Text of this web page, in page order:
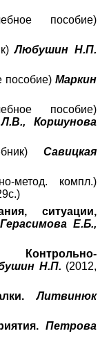
пособие)
Любушин Н.П.
пособие) Маркин
пособие)
Коршунова
Савицкая
метод. компл.)
ситуации,
Герасимова Е.Б.,
Н.П. (2012,
Литвинюк
Петрова